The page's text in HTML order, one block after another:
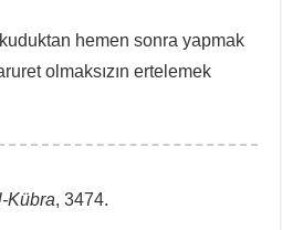
hemen sonra yapmak
olmaksızın ertelemek
Kübra, 3474.